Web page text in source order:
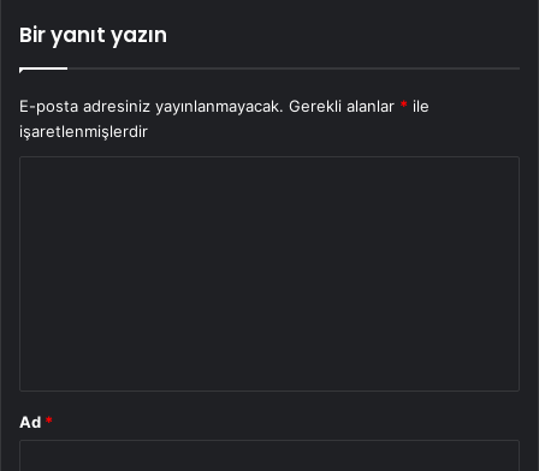
Bir yanıt yazın
E-posta adresiniz yayınlanmayacak. Gerekli alanlar * ile
işaretlenmişlerdir
Ad *